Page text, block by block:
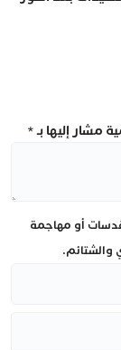
مشار إليها بـ*
أو مهاجمة
والشتائم.